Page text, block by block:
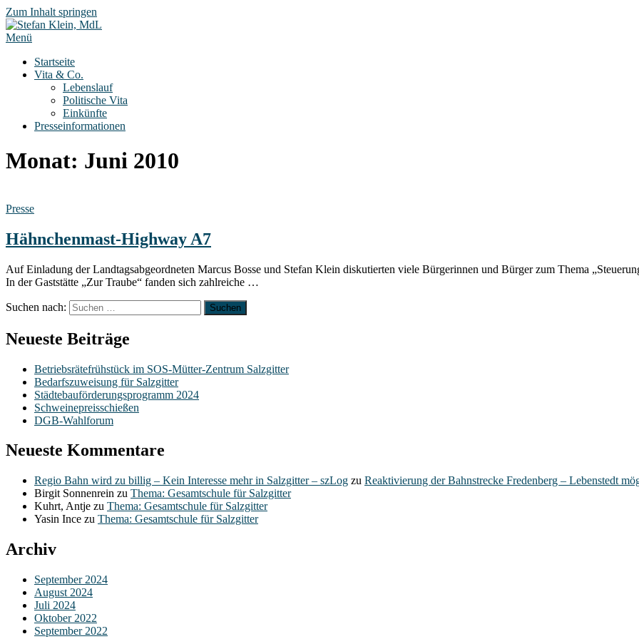
Zum Inhalt springen
Menü
Startseite
Vita & Co.
Lebenslauf
Politische Vita
Einkünfte
Presseinformationen
Monat: Juni 2010
Presse
Hähnchenmast-Highway A7
Auf Einladung der Landtagsabgeordneten Marcus Bosse und Stefan Klein diskutierten viele Bürgerinnen und Bürger zum Thema
In der Gaststätte „Zur Traube“ fanden sich zahlreiche …
Suchen nach:
Neueste Beiträge
Betriebsrätefrühstück im SOS-Mütter-Zentrum Salzgitter
Bedarfszuweisung für Salzgitter
Städtebauförderungsprogramm 2024
Schweinepreisschießen
DGB-Wahlforum
Neueste Kommentare
Regio Bahn wird zu billig – Kein Interesse mehr in Salzgitter – szLog zu Reaktivierung der Bahnstrecke Fredenberg – Lebenstedt
Birgit Sonnenrein zu Thema: Gesamtschule für Salzgitter
Kuhrt, Antje zu Thema: Gesamtschule für Salzgitter
Yasin Ince zu Thema: Gesamtschule für Salzgitter
Archiv
September 2024
August 2024
Juli 2024
Oktober 2022
September 2022